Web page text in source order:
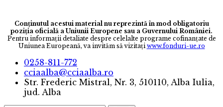
Conținutul acestui material nu reprezintă în mod obligatoriu
poziția oficială a Uniunii Europene sau a Guvernului României.
Pentru informaţii detaliate despre celelalte programe cofinanţate de
Uniunea Europeană, va invităm să vizitaţiwww.fonduri-ue.ro
0258-811-772
cciaalba@cciaalba.ro
Str. Frederic Mistral, Nr. 3, 510110, Alba Iulia,
jud. Alba